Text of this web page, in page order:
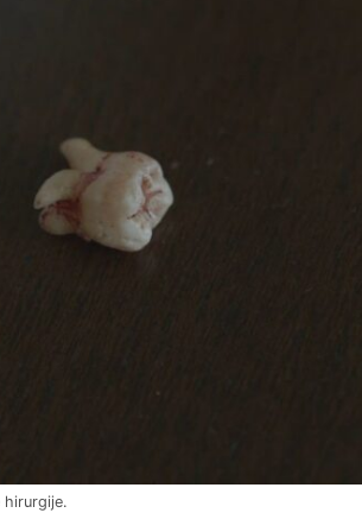
hirurgije.